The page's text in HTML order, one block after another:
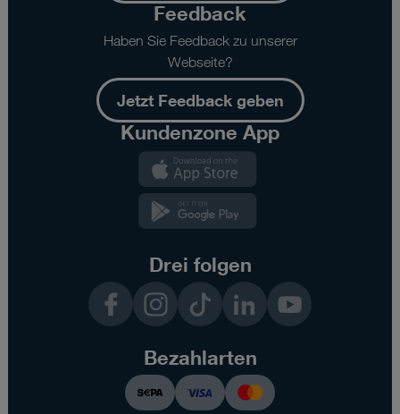
Feedback
Haben Sie Feedback zu unserer
Webseite?
Jetzt Feedback geben
Kundenzone App
Drei folgen
InstagramTikTok LinkedInYouTube
Bezahlarten